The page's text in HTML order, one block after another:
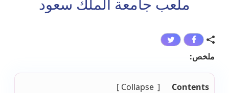
ملخص:
Contents
Collapse